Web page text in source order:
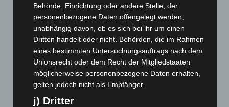
Juli 2026(73)
Juni 2026(139)
Mai 2026(99)
April 2026 (99)
März 2026(115)
Februar 2026(109)
Januar 2026(122)
Behörde, Einrichtung oder andere Stelle, der
personenbezogene Daten offengelegt werden,
unabhängig davon, ob es sich bei ihr um einen
Dritten handelt oder nicht. Behörden, die im Rahmen
eines bestimmten Untersuchungsauftrags nach dem
Unionsrecht oder dem Recht der Mitgliedstaaten
möglicherweise personenbezogene Daten erhalten,
gelten jedoch nicht als Empfänger.
j) Dritter